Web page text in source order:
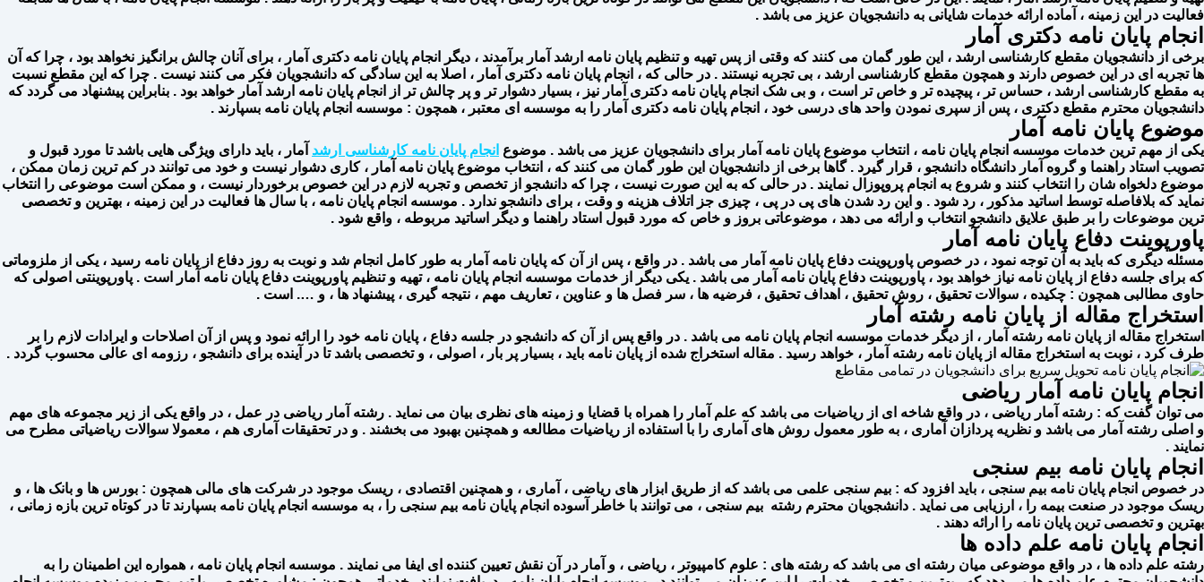
فعالیت در این زمینه ، آماده ارائه خدمات شایانی به دانشجویان عزیز می باشد .
انجام پایان نامه دکتری آمار
برخی از دانشجویان مقطع کارشناسی ارشد ، این طور گمان می کنند که وقتی از پس تهیه و تنظیم پایان نامه ارشد آمار برآمدند ، دیگر انجام پایان نامه دکتری آمار ، برای آنان چالش برانگیز نخواهد بود ، چرا که آن
ها تجربه ای در این خصوص دارند و همچون مقطع کارشناسی ارشد ، بی تجربه نیستند . در حالی که ، انجام پایان نامه دکتری آمار ، اصلا به این سادگی که دانشجویان فکر می کنند نیست . چرا که این مقطع نسبت
به مقطع کارشناسی ارشد ، حساس تر ، پیچیده تر و خاص تر است ، و بی شک انجام پایان نامه دکتری آمار نیز ، بسیار دشوار تر و پر چالش تر از انجام پایان نامه ارشد آمار خواهد بود . بنابراین پیشنهاد می گردد که
دانشجویان محترم مقطع دکتری ، پس از سپری نمودن واحد های درسی خود ، انجام پایان نامه دکتری آمار را به موسسه ای معتبر ، همچون : موسسه انجام پایان نامه بسپارند .
موضوع پایان نامه آمار
یکی از مهم ترین خدمات موسسه انجام پایان نامه ، انتخاب موضوع پایان نامه آمار برای دانشجویان عزیز می باشد . موضوع انجام پایان نامه کارشناسی ارشد آمار ، باید دارای ویژگی هایی باشد تا مورد قبول و
تصویب استاد راهنما و گروه آمار دانشگاه دانشجو ، قرار گیرد . گاها برخی از دانشجویان این طور گمان می کنند که ، انتخاب موضوع پایان نامه آمار ، کاری دشوار نیست و خود می توانند در کم ترین زمان ممکن ،
موضوع دلخواه شان را انتخاب کنند و شروع به انجام پروپوزال نمایند . در حالی که به این صورت نیست ، چرا که دانشجو از تخصص و تجربه لازم در این خصوص برخوردار نیست ، و ممکن است موضوعی را انتخاب
نماید که بلافاصله توسط اساتید مذکور ، رد شود . و این رد شدن های پی در پی ، چیزی جز اتلاف هزینه و وقت ، برای دانشجو ندارد . موسسه انجام پایان نامه ، با سال ها فعالیت در این زمینه ، بهترین و تخصصی
ترین موضوعات را بر طبق علایق دانشجو انتخاب و ارائه می دهد ، موضوعاتی بروز و خاص که مورد قبول استاد راهنما و دیگر اساتید مربوطه ، واقع شود .
پاورپوینت دفاع پایان نامه آمار
مسئله دیگری که باید به آن توجه نمود ، در خصوص پاورپوینت دفاع پایان نامه آمار می باشد ‌. در واقع ، پس از آن که پایان نامه آمار به طور کامل انجام شد و نوبت به روز دفاع از پایان نامه رسید ، یکی از ملزوماتی
که برای جلسه دفاع از پایان نامه نیاز خواهد بود ، پاورپوینت دفاع پایان نامه آمار می باشد . یکی دیگر از خدمات موسسه انجام پایان نامه ، تهیه و تنظیم پاورپوینت دفاع پایان نامه آمار است . پاورپوینتی اصولی که
حاوی مطالبی همچون : چکیده ، سوالات تحقیق ، روش تحقیق ، اهداف تحقیق ، فرضیه ها ، سر فصل ها و عناوین ، تعاریف مهم ، نتیجه گیری ، پیشنهاد ها ، و …. است .
استخراج مقاله از پایان نامه رشته آمار
استخراج مقاله از پایان نامه رشته آمار ، از دیگر خدمات موسسه انجام پایان نامه می باشد . در واقع پس از آن که دانشجو در جلسه دفاع ، پایان نامه خود را ارائه نمود و پس از آن اصلاحات و ایرادات لازم را بر
طرف کرد ، نوبت به استخراج مقاله از پایان نامه رشته آمار ، خواهد رسید . مقاله استخراج شده از پایان نامه باید ، بسیار پر بار ، اصولی ، و تخصصی باشد تا در آینده برای دانشجو ، رزومه ای عالی محسوب گردد .
انجام پایان نامه آمار ریاضی
می‌ توان گفت که : رشته آمار ریاضی ، در واقع شاخه ای از ریاضیات می باشد که علم آمار را همراه با قضایا و زمینه های نظری بیان می نماید . رشته آمار ریاضی در عمل ، در واقع یکی از زیر مجموعه های مهم
و اصلی رشته آمار می باشد و نظریه پردازان آماری ، به طور معمول روش های آماری را با استفاده از ریاضیات مطالعه و همچنین بهبود می بخشند . و در تحقیقات آماری هم ، معمولا سوالات ریاضیاتی مطرح می
نمایند .
انجام پایان نامه بیم‌ سنجی
در خصوص انجام پایان نامه بیم سنجی ، باید افزود که : بیم سنجی علمی می باشد که از طریق ابزار های ریاضی ، آماری ، و همچنین اقتصادی ، ریسک موجود در شرکت های مالی همچون : بورس ها و بانک ها ، و
ریسک موجود در صنعت بیمه را ، ارزیابی می نماید . دانشجویان محترم رشته بیم سنجی ، می توانند با خاطر آسوده انجام پایان نامه بیم سنجی را ، به موسسه انجام پایان نامه بسپارند تا در کوتاه ترین بازه زمانی ،
بهترین و تخصصی ترین پایان نامه را ارائه دهند .
انجام پایان نامه علم داده ها
رشته علم داده ها ، در واقع موضوعی میان رشته ای می باشد که رشته های : علوم کامپیوتر ، ریاضی ، و آمار در آن نقش تعیین کننده ای ایفا می نمایند . موسسه انجام پایان نامه ، همواره این اطمینان را به